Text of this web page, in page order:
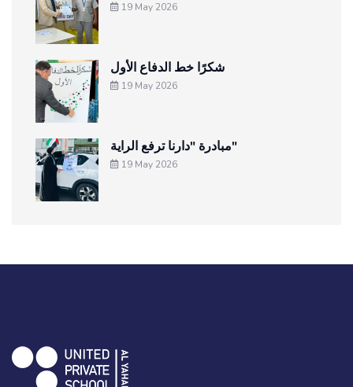
19 May 2026
شكرًا خط الدفاع الأول
19 May 2026
مبادرة "دارنا ترفع الراية"
19 May 2026